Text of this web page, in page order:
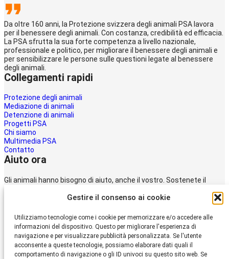
Gestire il consenso ai cookie
Utilizziamo tecnologie come i cookie per memorizzare e/o accedere alle
informazioni del dispositivo. Questo per migliorare l'esperienza di
navigazione e per visualizzare pubblicità personalizzata. Se l'utente
acconsente a queste tecnologie, possiamo elaborare dati quali il
comportamento di navigazione o gli ID univoci su questo sito web. Se
Da oltre 160 anni, la Protezione svizzera degli animali PSA lavora
per il benessere degli animali. Con costanza, credibilità ed efficacia.
La PSA sfrutta la sua forte competenza a livello nazionale,
professionale e politico, per migliorare il benessere degli animali e
per sensibilizzare le persone sulle questioni legate al benessere
degli animali.
Collegamenti rapidi
Protezione degli animali
Mediazione di animali
Detenzione di animali
Progetti PSA
Chi siamo
Multimedia PSA
Contatto
Aiuto ora
Gli animali hanno bisogno di aiuto, anche il vostro. Sostenete il
Protezione svizzera degli animali PSA.
Donare
Protezione Svizzera
degli Animali PSA
Dornacherstrasse 101